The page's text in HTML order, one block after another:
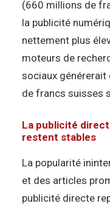
(660 millions de
la publicité
nettement plus
moteurs de
sociaux
de francs suisses
La publicité
restent stables
La popularité
et des articles
publicité directe